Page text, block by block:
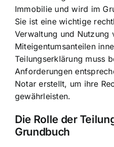
Immobilie und wird im
Sie ist eine wichtige
Verwaltung und Nutzung
Miteigentumsanteilen
Teilungserklärung muss
Anforderungen
Notar erstellt, um ihre
gewährleisten.
Die Rolle der
Grundbuch